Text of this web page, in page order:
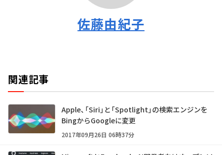
佐藤由紀子
関連記事
Apple、「Siri」と「Spotlight」の検索エンジンを
BingからGoogleに変更
2017年09月26日 06時37分